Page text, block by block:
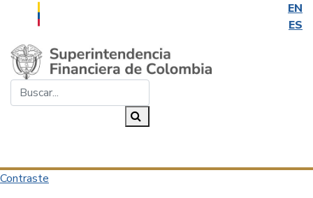
EN
ES
Saltar al contenido principal
Contraste